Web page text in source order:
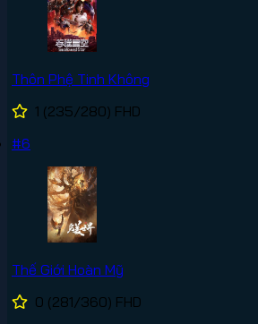
Thôn Phệ Tinh Không
1 (235/280) FHD
#6
Thế Giới Hoàn Mỹ
0 (281/360) FHD